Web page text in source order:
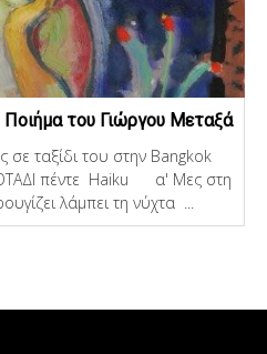
του Γιώργου Μεταξά
σε ταξίδι του στην Bangkok
πέντε Haiku α' Μες στη
λάμπει τη νύχτα ...